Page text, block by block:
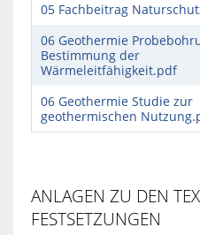
05 Fachbeitrag
06 Geothermie
Bestimmung der
Wärmeleitfähigkeit.pdf
06 Geothermie Studie zur
geothermischen
ANLAGEN ZU DEN
FESTSETZUNGEN